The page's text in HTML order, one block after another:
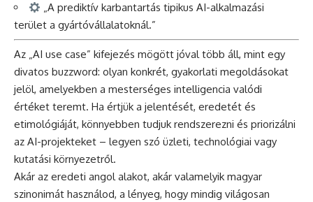
„A prediktív karbantartás tipikus AI-alkalmazási
terület a gyártóvállalatoknál.”
Az „AI use case” kifejezés mögött jóval több áll, mint egy
divatos buzzword: olyan konkrét, gyakorlati megoldásokat
jelöl, amelyekben a mesterséges intelligencia valódi
értéket teremt. Ha értjük a jelentését, eredetét és
etimológiáját, könnyebben tudjuk rendszerezni és priorizálni
az AI-projekteket – legyen szó üzleti, technológiai vagy
kutatási környezetről.
Akár az eredeti angol alakot, akár valamelyik magyar
szinonimát használod, a lényeg, hogy mindig világosan